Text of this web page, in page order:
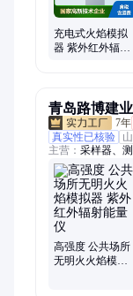
充电式火焰模拟
器 紫外红外辐射
青岛路博建
7年
真实性已核验
主营： 采样器、
仪、抓拍仪、检
测分析仪、烟气
系统、静电收集
动、路恒流大气
高强度 公共场所
无明火火焰模拟